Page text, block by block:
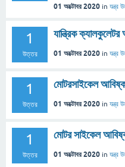
01 অক্টোবর 2020 in যন্ত্র
1
উত্তর
যান্ত্রিক
01 অক্টোবর 2020 in যন্ত্র
1
উত্তর
মোটরসাইকেল
01 অক্টোবর 2020 in যন্ত্র
1
উত্তর
মোটর সাইকেল
01 অক্টোবর 2020 in যন্ত্র